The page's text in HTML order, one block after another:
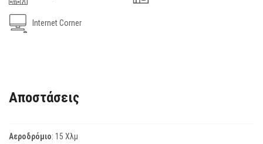
Internet Corner
Αποστάσεις
Αεροδρόμιο: 15 Χλμ